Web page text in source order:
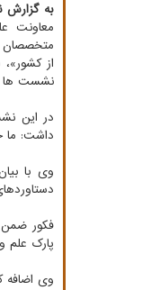
به گزارش
معاونت
متخصصان
از
نشست ها در سال
در این
داشت: ما
وی با
فکور ضمن
پارک علم
وی اضافه